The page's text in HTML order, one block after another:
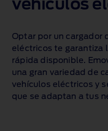
vehículos
Optar por un cargador
eléctricos te garantiza
rápida disponible.
una gran variedad de
vehículos eléctricos y
que se adaptan a tus